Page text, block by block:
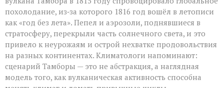
похолодание, из‑за которого 1816 год вошёл в летописи
как «год без лета». Пепел и аэрозоли, поднявшиеся в
стратосферу, перекрыли часть солнечного света, и это
привело к неурожаям и острой нехватке продовольствия
на разных континентах. Климатологи напоминают:
сценарий Тамборы — это не абстракция, а наглядная
модель того, как вулканическая активность способна